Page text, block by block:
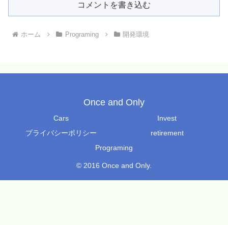
コメントを書き込む
ホーム Programing 開発環境
Once and Only
Cars
Invest
プライバシーポリシー
retirement
Programing
© 2016 Once and Only.